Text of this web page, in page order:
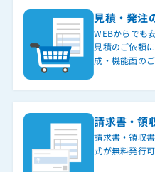
見積・発注
WEBからでも
見積のご依頼
成・機能面の
請求書・領
請求書・領収
式が無料発行可